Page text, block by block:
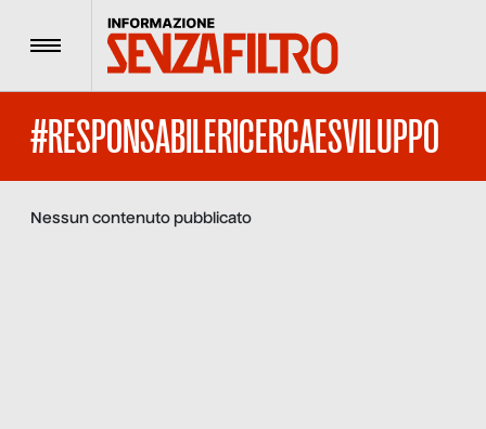
Menu
#RESPONSABILERICERCAESVILUPPO
Nessun contenuto pubblicato